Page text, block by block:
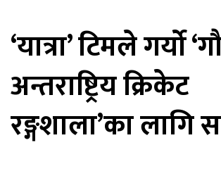
‘यात्रा’ टिमले गर्यो
अन्तराष्ट्रिय क्रिकेट
रङ्गशाला’का लागि